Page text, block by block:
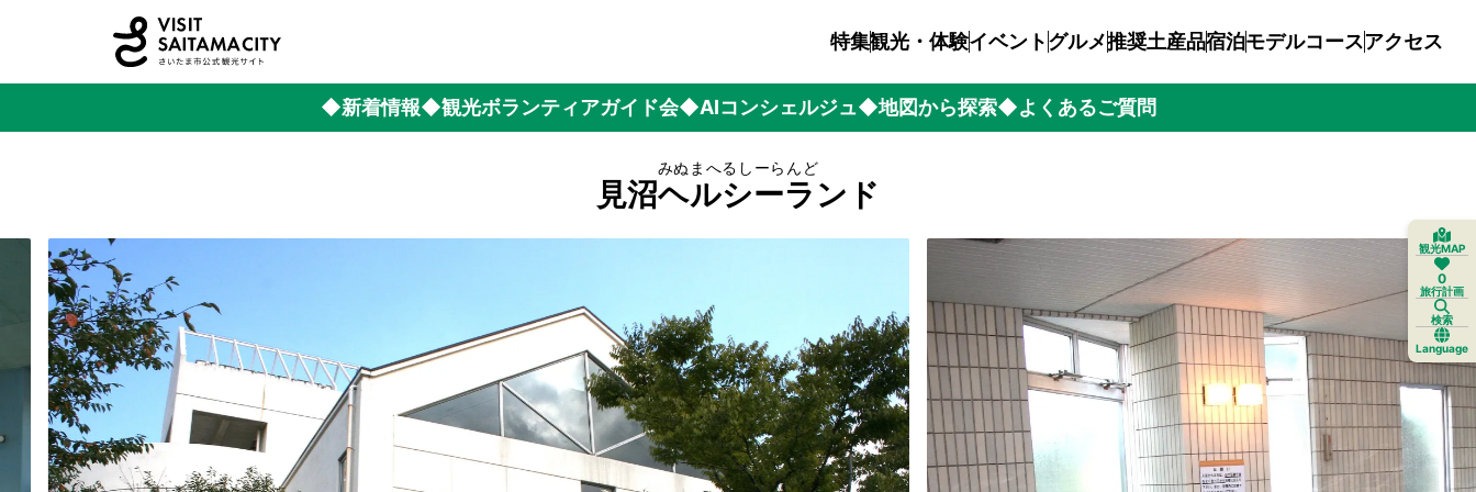
特集観光・体験イベントグルメ推奨土産品宿泊モデルコースアクセス
◆新着情報◆観光ボランティアガイド会◆AIコンシェルジュ◆地図から探索◆よくあるご質問
見沼ヘルシーランド
みぬまへるしーらんど
観光MAP
0
旅行計画
検索
Language